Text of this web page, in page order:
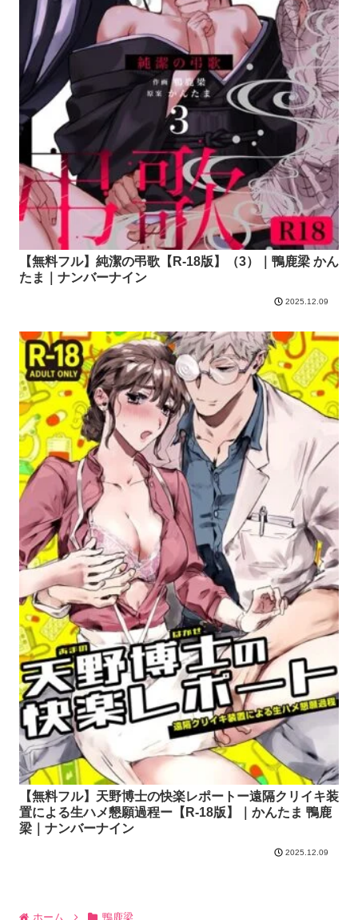
【無料フル】純潔の弔歌【R-18版】（3）｜鴨鹿梁 かん
たま｜ナンバーナイン
2025.12.09
【無料フル】天野博士の快楽レポートー遠隔クリイキ装
置による生ハメ懇願過程ー【R-18版】｜かんたま 鴨鹿
梁｜ナンバーナイン
2025.12.09
ホーム 鴨鹿梁